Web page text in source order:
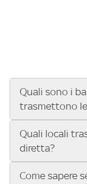
Quali sono i
trasmettono
Se cerchi un bar,
vedere le partite
UEFA
Conference
Quali locali
diretta?
Vuoi sapere
Come sapere